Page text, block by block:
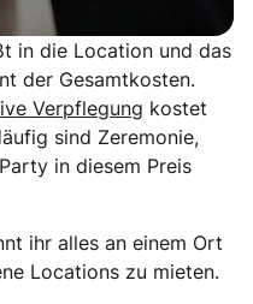
in die Location und das
der Gesamtkosten.
Verpflegung kostet
sind Zeremonie,
in diesem Preis
ihr alles an einem Ort
Locations zu mieten.